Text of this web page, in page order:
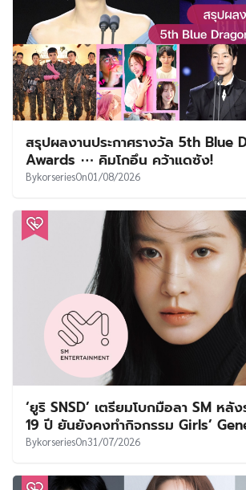
สรุปผลงานประกาศรางวัล 5th Blue
Awards ⋯ คิมโกอึน คว้าแดซัง!
BykorseriesOn01/08/2026
‘ยูริ SNSD’ เตรียมโบกมือลา SM หลั
19 ปี ยันยังคงทำกิจกรรม Girls’
BykorseriesOn31/07/2026